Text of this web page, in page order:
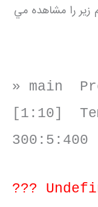
زير را مشاهده مي
» main
[1:10]
300:5:400
???